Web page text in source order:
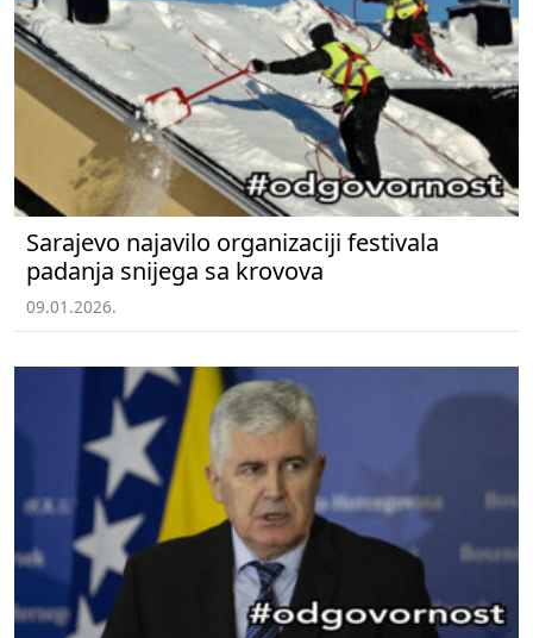
Sarajevo najavilo organizaciji festivala
padanja snijega sa krovova
09.01.2026.